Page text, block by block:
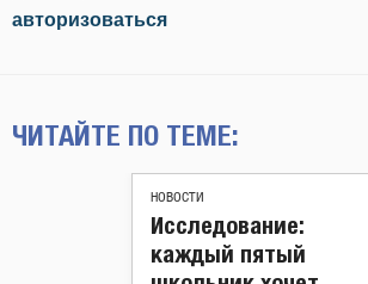
авторизоваться
ЧИТАЙТЕ ПО ТЕМЕ:
НОВОСТИ
Исследование:
каждый пятый